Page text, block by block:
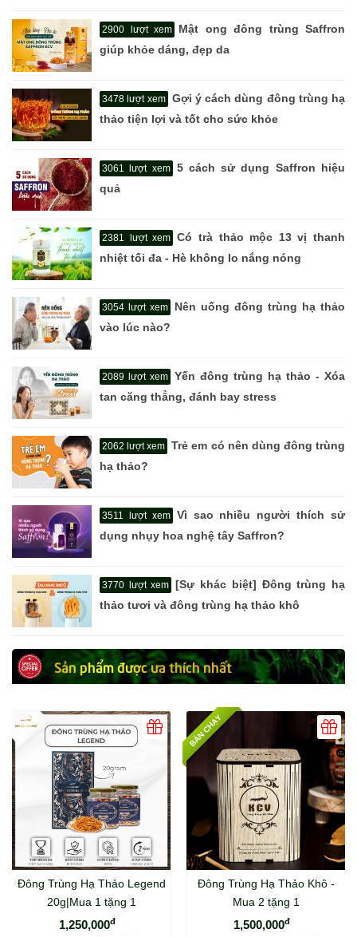
2900 lượt xem
Mật ong đông trùng Saffron
giúp khỏe dáng, đẹp da
3478 lượt xem
Gợi ý cách dùng đông trùng hạ
thảo tiện lợi và tốt cho sức khỏe
3061 lượt xem
5 cách sử dụng Saffron hiệu
quả
2381 lượt xem Có trà thảo mộc 13 vị thanh
nhiệt tối đa - Hè không lo nắng nóng
3054 lượt xem
Nên uống đông trùng hạ thảo
vào lúc nào?
2089 lượt xem Yến đông trùng hạ thảo - Xóa
tan căng thẳng, đánh bay stress
2062 lượt xem Trẻ em có nên dùng đông trùng
hạ thảo?
3511 lượt xem Vì sao nhiều người thích sử
dụng nhụy hoa nghệ tây Saffron?
3770 lượt xem
[Sự khác biệt] Đông trùng hạ
thảo tươi và đông trùng hạ thảo khô
Sản phẩm được ưa thích nhất
Đông Trùng Hạ Thảo Legend
20g|Mua 1 tặng 1
1,250,000đ
Đông Trùng Hạ Thảo Khô -
Mua 2 tặng 1
1,500,000đ
BÁN CHẠY